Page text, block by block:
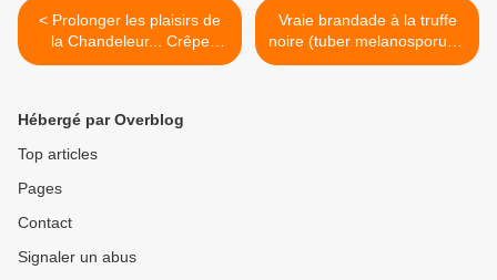
< Prolonger les plaisirs de
la Chandeleur... Crêpe
cacao, orange curd,
Vraie brandade à la truffe
noire (tuber melanosporum)
>
Hébergé par Overblog
Top articles
Pages
Contact
Signaler un abus